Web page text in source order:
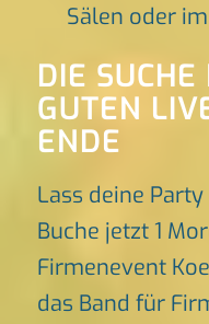
Sälen oder
DIE
GUTEN
ENDE
Lass deine
Buche jetzt 1
Firmenevent
das Band für